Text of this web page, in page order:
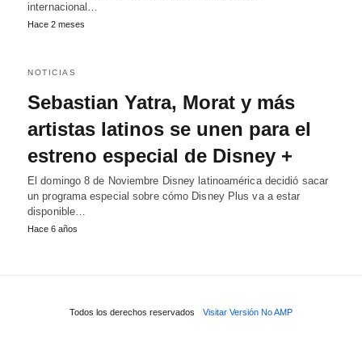
internacional…
Hace 2 meses
NOTICIAS
Sebastian Yatra, Morat y más
artistas latinos se unen para el
estreno especial de Disney +
El domingo 8 de Noviembre Disney latinoamérica decidió sacar
un programa especial sobre cómo Disney Plus va a estar
disponible…
Hace 6 años
Todos los derechos reservados Visitar Versión No AMP